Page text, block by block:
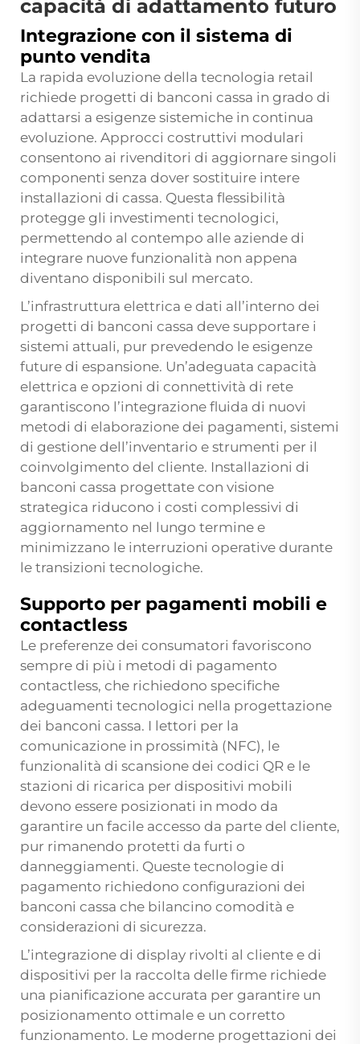
capacità di adattamento futuro
Integrazione con il sistema di
punto vendita
La rapida evoluzione della tecnologia retail
richiede progetti di banconi cassa in grado di
adattarsi a esigenze sistemiche in continua
evoluzione. Approcci costruttivi modulari
consentono ai rivenditori di aggiornare singoli
componenti senza dover sostituire intere
installazioni di cassa. Questa flessibilità
protegge gli investimenti tecnologici,
permettendo al contempo alle aziende di
integrare nuove funzionalità non appena
diventano disponibili sul mercato.
L’infrastruttura elettrica e dati all’interno dei
progetti di banconi cassa deve supportare i
sistemi attuali, pur prevedendo le esigenze
future di espansione. Un’adeguata capacità
elettrica e opzioni di connettività di rete
garantiscono l’integrazione fluida di nuovi
metodi di elaborazione dei pagamenti, sistemi
di gestione dell’inventario e strumenti per il
coinvolgimento del cliente. Installazioni di
banconi cassa progettate con visione
strategica riducono i costi complessivi di
aggiornamento nel lungo termine e
minimizzano le interruzioni operative durante
le transizioni tecnologiche.
Supporto per pagamenti mobili e
contactless
Le preferenze dei consumatori favoriscono
sempre di più i metodi di pagamento
contactless, che richiedono specifiche
adeguamenti tecnologici nella progettazione
dei banconi cassa. I lettori per la
comunicazione in prossimità (NFC), le
funzionalità di scansione dei codici QR e le
stazioni di ricarica per dispositivi mobili
devono essere posizionati in modo da
garantire un facile accesso da parte del cliente,
pur rimanendo protetti da furti o
danneggiamenti. Queste tecnologie di
pagamento richiedono configurazioni dei
banconi cassa che bilancino comodità e
considerazioni di sicurezza.
L’integrazione di display rivolti al cliente e di
dispositivi per la raccolta delle firme richiede
una pianificazione accurata per garantire un
posizionamento ottimale e un corretto
funzionamento. Le moderne progettazioni dei